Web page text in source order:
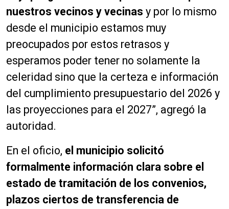
nuestros vecinos y vecinas y por lo mismo
desde el municipio estamos muy
preocupados por estos retrasos y
esperamos poder tener no solamente la
celeridad sino que la certeza e información
del cumplimiento presupuestario del 2026 y
las proyecciones para el 2027”, agregó la
autoridad.
En el oficio, el municipio solicitó
formalmente información clara sobre el
estado de tramitación de los convenios,
plazos ciertos de transferencia de